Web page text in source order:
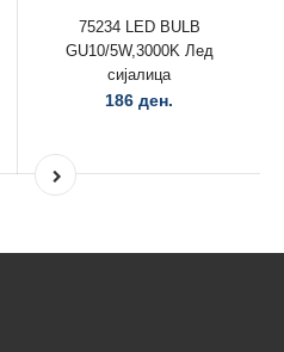
75234 LED BULB
GU10/5W,3000K Лед
сијалица
186 ден.